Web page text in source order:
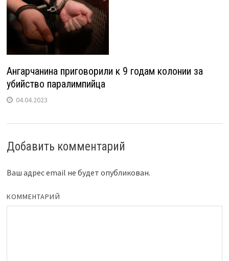
Ангарчанина приговорили к 9 годам колонии за
убийство паралимпийца
04.04.2023
Добавить комментарий
Ваш адрес email не будет опубликован.
КОММЕНТАРИЙ